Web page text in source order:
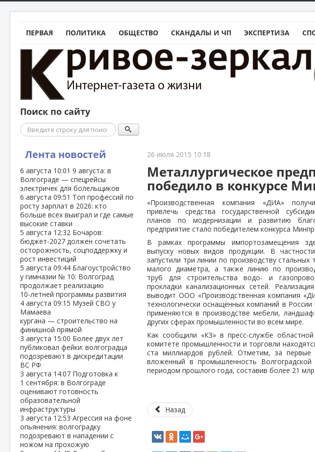
ПЕРВАЯ ПОЛИТИКА ОБЩЕСТВО СКАНДАЛЫ И ЧП ЭКСПЕРТИЗА
Поиск по сайту
Поиск
Лента новостей
6 августа 10:01 9 августа: в
Волгограде — спецрейсы
электричек для болельщиков
6 августа 09:51 Топ профессий по
росту зарплат в 2026: кто
больше всех выиграл и где самые
высокие ставки
5 августа 12:32 Бочаров:
бюджет‑2027 должен сочетать
осторожность, соцподдержку и
рост инвестиций
5 августа 09:44 Благоустройство
у гимназии № 10: Волгоград
продолжает реализацию
10‑летней программы развития
4 августа 09:15 Музей СВО у
Мамаева
кургана — строительство на
финишной прямой
3 августа 15:00 Более двух лет
публиковал фейки: волгоградца
подозревают в дискредитации
ВС РФ
3 августа 14:07 Подготовка к
1 сентября: в Волгограде
оценивают готовность
образовательной
инфраструктуры
3 августа 12:53 Агрессия на фоне
опьянения: волгоградку
подозревают в нападении с
ножом на прохожую
26 июля 2015 10:18
Металлургическое
победило в конкурсе
«Производственная компания «ДИА»
привлечь средства государственной
планов по модернизации и развитию
предприятие стало победителем конкурса
В рамках программы импортозамещения
выпуску новых видов продукции. В
запустили три линии по производству стальных
малого диаметра, а также линию по
труб для строительства водо- и
прокладки канализационных сетей.
выводит ООО «Производственная компания
технологически оснащенных компаний в
применяются в производстве мебели,
других сферах промышленности во всем мире.
Как сообщили «КЗ» в пресс-службе
комитете промышленности и торговли
ста миллиардов рублей. Отметим, за
вложенный в промышленность
периодом прошлого года, составив более 21
Назад